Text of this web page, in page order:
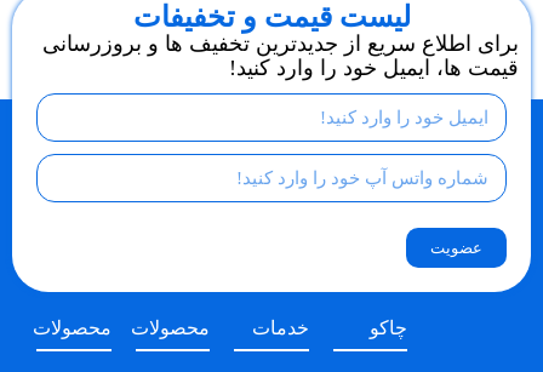
لیست قیمت و تخفیفات
برای اطلاع سریع از جدیدترین تخفیف ها و بروزرسانی
قیمت ها، ایمیل خود را وارد کنید!
عضویت
چاکو خدمات محصولات محصولات